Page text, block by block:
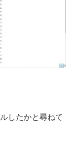
したかと尋ねて